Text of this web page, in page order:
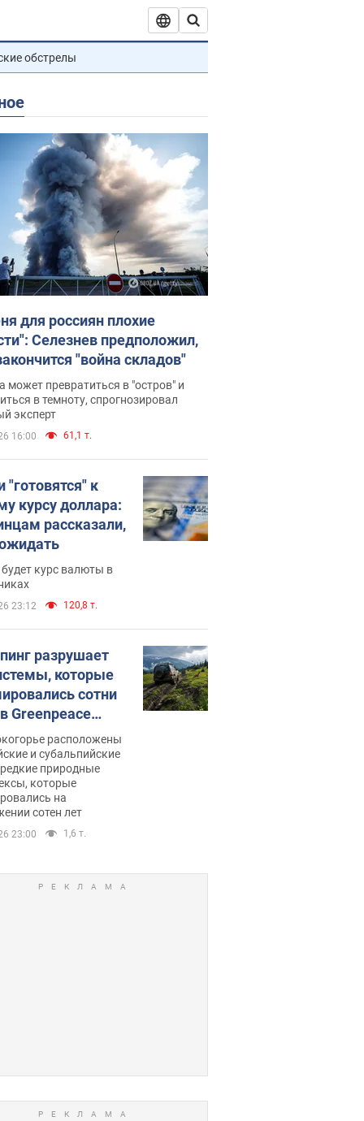
обстрелы
для россиян плохие
Селезнев предположил,
"война складов"
может превратиться в "остров" и
в темноту, спрогнозировал
эксперт
16:00 61,1 т.
"готовятся" к
курсу доллара:
рассказали,
курс валюты в
23:12 120,8 т.
разрушает
которые
сотни
Greenpeace
тревогурасположены
и субальпийские
природные
которые
на
сотен лет
23:00 1,6 т.